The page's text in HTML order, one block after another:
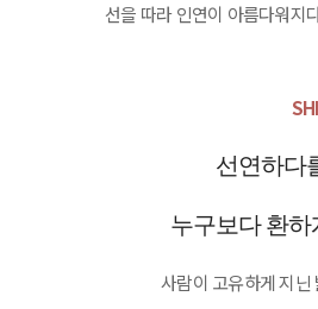
선을 따라 인연이 아름다워지
선연하다
누구보다 환
사람이 고유하게 지닌